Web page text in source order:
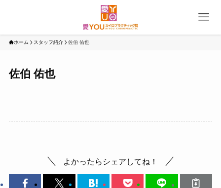
ホーム スタッフ紹介 佐伯 佑也
佐伯 佑也
よかったらシェアしてね！